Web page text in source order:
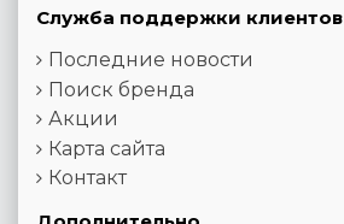
Служба поддержки клиентов
Последние новости
Поиск бренда
Акции
Карта сайта
Контакт